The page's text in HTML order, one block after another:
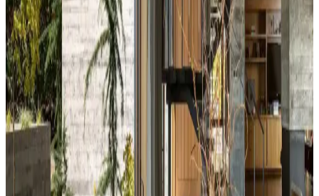
Kahvaltı Köşeleri İçin Sandalye Seçenekleri ve
Dekorasyon İpuçları
Kahvaltı köşelerinde ahşap ve sentetik deri sandalyeler, dayanıklılık
ve temizlik kolaylığı sunar. Minder ve özel tasarım halılarla konfor
ve estetik dengelenir, mekanın atmosferi güçlenir.
Perde Rengine Uyumlu Nevresim Seçimi: Renk ve
Desenlerle Dekorasyonda Denge Sağlama
Perde ve nevresim uyumu, krem ve magnolia tonlarındaki odalarda
mekanın estetiğini artırır. Kırmızı, kahverengi ve turuncu tonlarıyla
uyumlu renk ve desen önerileri sunulmaktadır.